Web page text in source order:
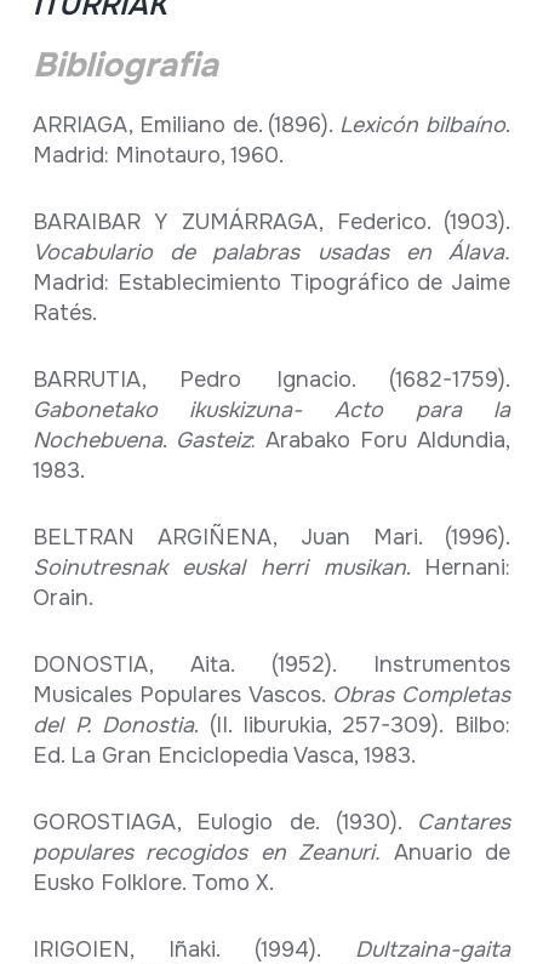
Bibliografia
ARRIAGA, Emiliano de. (1896). Lexicón bilbaíno.
Madrid: Minotauro, 1960.
BARAIBAR Y ZUMÁRRAGA, Federico. (1903).
Vocabulario de palabras usadas en Álava.
Madrid: Establecimiento Tipográfico de Jaime
Ratés.
BARRUTIA, Pedro Ignacio. (1682-1759).
Gabonetako ikuskizuna- Acto para la
Nochebuena. Gasteiz: Arabako Foru Aldundia,
1983.
BELTRAN ARGIÑENA, Juan Mari. (1996).
Soinutresnak euskal herri musikan. Hernani:
Orain.
DONOSTIA, Aita. (1952). Instrumentos
Musicales Populares Vascos. Obras Completas
del P. Donostia. (II. liburukia, 257-309). Bilbo:
Ed. La Gran Enciclopedia Vasca, 1983.
GOROSTIAGA, Eulogio de. (1930). Cantares
populares recogidos en Zeanuri. Anuario de
Eusko Folklore. Tomo X.
IRIGOIEN, Iñaki. (1994). Dultzaina-gaita